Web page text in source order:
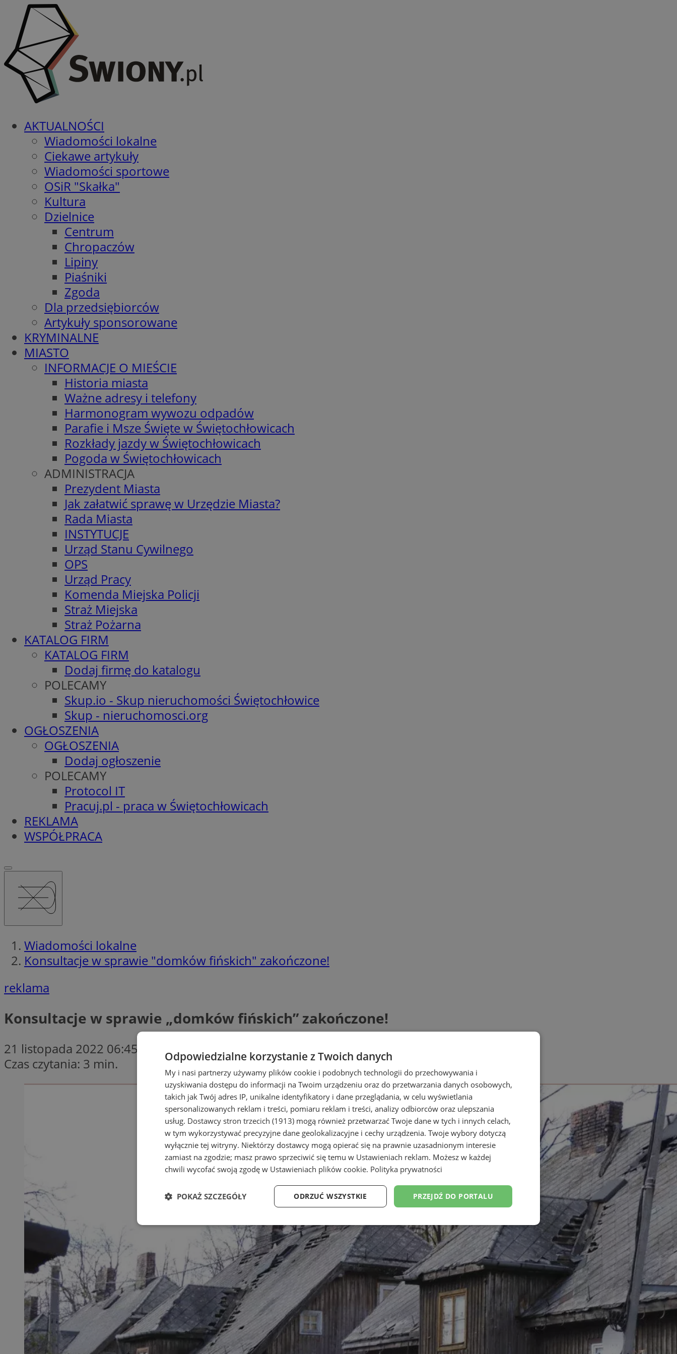
AKTUALNOŚCI
Wiadomości lokalne
Ciekawe artykuły
Wiadomości sportowe
OSiR "Skałka"
Kultura
Dzielnice
Centrum
Chropaczów
Lipiny
Piaśniki
Zgoda
Dla przedsiębiorców
Artykuły sponsorowane
KRYMINALNE
MIASTO
INFORMACJE O MIEŚCIE
Historia miasta
Ważne adresy i telefony
Harmonogram wywozu odpadów
Parafie i Msze Święte w Świętochłowicach
Rozkłady jazdy w Świętochłowicach
Pogoda w Świętochłowicach
ADMINISTRACJA
Prezydent Miasta
Jak załatwić sprawę w Urzędzie Miasta?
Rada Miasta
INSTYTUCJE
Urząd Stanu Cywilnego
OPS
Urząd Pracy
Komenda Miejska Policji
Straż Miejska
Straż Pożarna
KATALOG FIRM
KATALOG FIRM
Dodaj firmę do katalogu
POLECAMY
Skup.io - Skup nieruchomości Świętochłowice
Skup - nieruchomosci.org
OGŁOSZENIA
OGŁOSZENIA
Dodaj ogłoszenie
POLECAMY
Protocol IT
Pracuj.pl - praca w Świętochłowicach
REKLAMA
WSPÓŁPRACA
Wiadomości lokalne
Konsultacje w sprawie "domków fińskich" zakończone!
reklama
Konsultacje w sprawie „domków fińskich” zakończone!
21 listopada 2022 06:45
Czas czytania: 3 min.
Odpowiedzialne korzystanie z Twoich danych
My i nasi partnerzy używamy plików cookie i podobnych technologii do przechowywania i
uzyskiwania dostępu do informacji na Twoim urządzeniu oraz do przetwarzania danych osobowych,
takich jak Twój adres IP, unikalne identyfikatory i dane przeglądania, w celu wyświetlania
spersonalizowanych reklam i treści, pomiaru reklam i treści, analizy odbiorców oraz ulepszania
usług. Dostawcy stron trzecich (1913) mogą również przetwarzać Twoje dane w tych i innych celach,
w tym wykorzystywać precyzyjne dane geolokalizacyjne i cechy urządzenia. Twoje wybory dotyczą
wyłącznie tej witryny. Niektórzy dostawcy mogą opierać się na prawnie uzasadnionym interesie
zamiast na zgodzie; masz prawo sprzeciwić się temu w Ustawieniach reklam. Możesz w każdej
chwili wycofać swoją zgodę w Ustawieniach plików cookie. Polityka prywatności
PRZEJDŹ DO PORTALU
ODRZUĆ WSZYSTKIE
POKAŻ SZCZEGÓŁY
Niezbędne Wydajność Targetowanie Funkcjonalność Niesklasyfikowane
Niezbędne Wydajność Targetowanie Funkcjonalność Niesklasyfikowane
Niezbędne pliki cookie umożliwiają korzystanie z podstawowych funkcji strony internetowej, takich jak logowanie użytkownika i
zarządzanie kontem. Bez niezbędnych plików cookie nie można prawidłowo korzystać ze strony internetowej.
Provider
Domena
przechowywania
Opis